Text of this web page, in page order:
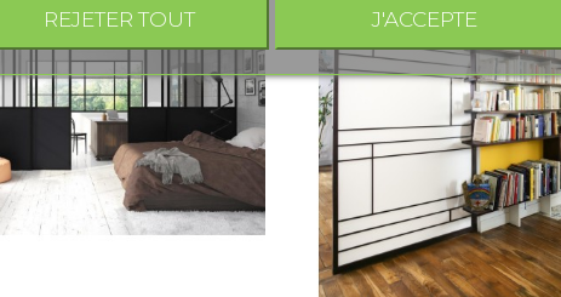
    
REJETER TOUT J'ACCEPTE